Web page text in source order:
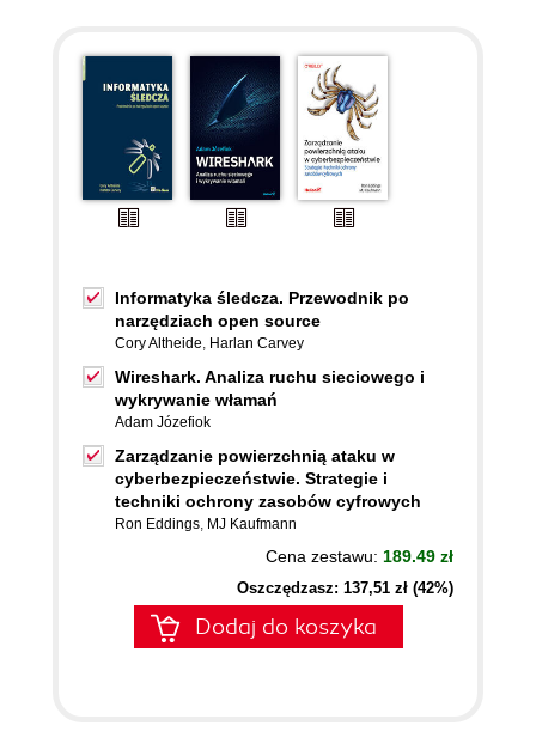
Informatyka śledcza. Przewodnik po
narzędziach open source
Cory Altheide, Harlan Carvey
Wireshark. Analiza ruchu sieciowego i
wykrywanie włamań
Adam Józefiok
Zarządzanie powierzchnią ataku w
cyberbezpieczeństwie. Strategie i
techniki ochrony zasobów cyfrowych
Ron Eddings, MJ Kaufmann
Cena zestawu: 189.49 zł
Oszczędzasz: 137,51 zł (42%)
Dodaj do koszyka